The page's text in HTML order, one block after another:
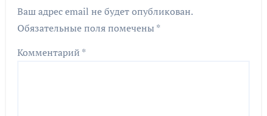
Ваш адрес email не будет опубликован.
Обязательные поля помечены *
Комментарий *